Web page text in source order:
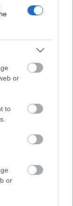
or
to
or
ÉLETEM
7824380
felelősséget
szerkesztőjéhez.